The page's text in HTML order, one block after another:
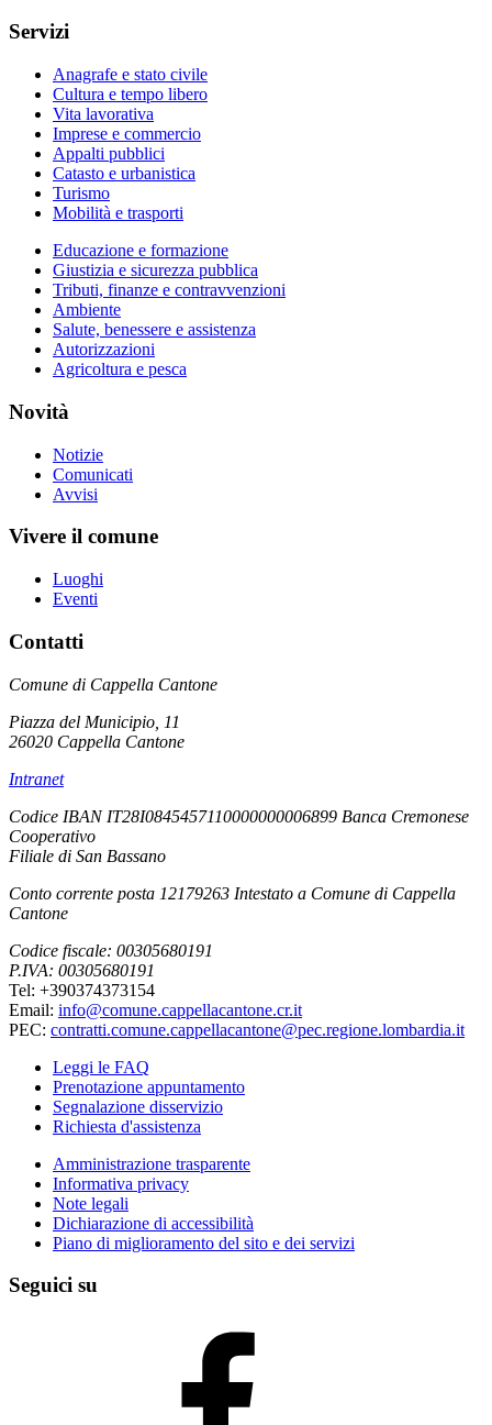
Servizi
Anagrafe e stato civile
Cultura e tempo libero
Vita lavorativa
Imprese e commercio
Appalti pubblici
Catasto e urbanistica
Turismo
Mobilità e trasporti
Educazione e formazione
Giustizia e sicurezza pubblica
Tributi, finanze e contravvenzioni
Ambiente
Salute, benessere e assistenza
Autorizzazioni
Agricoltura e pesca
Novità
Notizie
Comunicati
Avvisi
Vivere il comune
Luoghi
Eventi
Contatti
Comune di Cappella Cantone
Piazza del Municipio, 11
26020 Cappella Cantone
Intranet
Codice IBAN IT28I0845457110000000006899 Banca Cremonese
Cooperativo
Filiale di San Bassano
Conto corrente posta 12179263 Intestato a Comune di Cappella
Cantone
Codice fiscale: 00305680191
P.IVA: 00305680191
Tel: +390374373154
Email: info@comune.cappellacantone.cr.it
PEC: contratti.comune.cappellacantone@pec.regione.lombardia.it
Leggi le FAQ
Prenotazione appuntamento
Segnalazione disservizio
Richiesta d'assistenza
Amministrazione trasparente
Informativa privacy
Note legali
Dichiarazione di accessibilità
Piano di miglioramento del sito e dei servizi
Seguici su